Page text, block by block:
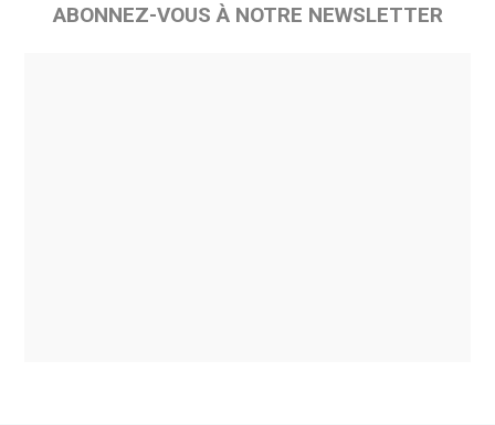
ABONNEZ-VOUS À NOTRE NEWSLETTER